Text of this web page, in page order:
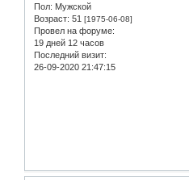
Пол: Мужской
Возраст: 51 [1975-06-08]
Провел на форуме:
19 дней 12 часов
Последний визит:
26-09-2020 21:47:15